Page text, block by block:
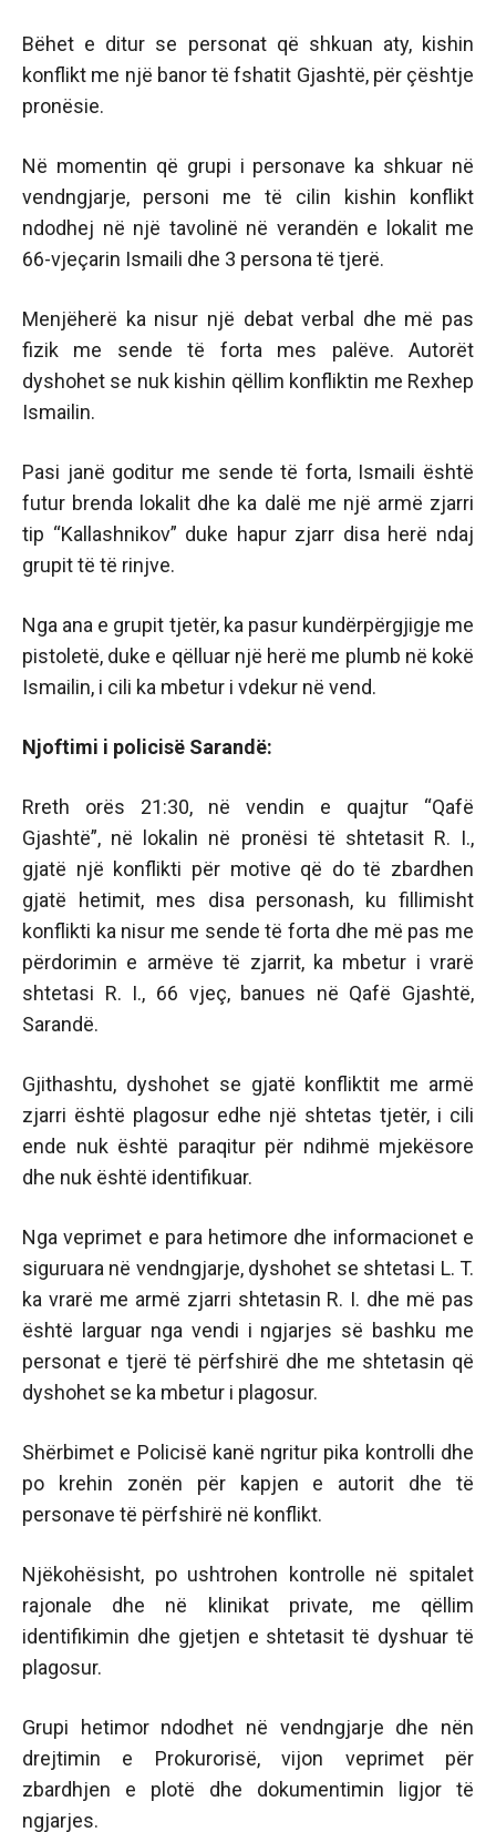
Bëhet e ditur se personat që shkuan aty, kishin
konflikt me një banor të fshatit Gjashtë, për çështje
pronësie.
Në momentin që grupi i personave ka shkuar në
vendngjarje, personi me të cilin kishin konflikt
ndodhej në një tavolinë në verandën e lokalit me
66-vjeçarin Ismaili dhe 3 persona të tjerë.
Menjëherë ka nisur një debat verbal dhe më pas
fizik me sende të forta mes palëve. Autorët
dyshohet se nuk kishin qëllim konfliktin me Rexhep
Ismailin.
Pasi janë goditur me sende të forta, Ismaili është
futur brenda lokalit dhe ka dalë me një armë zjarri
tip “Kallashnikov” duke hapur zjarr disa herë ndaj
grupit të të rinjve.
Nga ana e grupit tjetër, ka pasur kundërpërgjigje me
pistoletë, duke e qëlluar një herë me plumb në kokë
Ismailin, i cili ka mbetur i vdekur në vend.
Njoftimi i policisë Sarandë:
Rreth orës 21:30, në vendin e quajtur “Qafë
Gjashtë”, në lokalin në pronësi të shtetasit R. I.,
gjatë një konflikti për motive që do të zbardhen
gjatë hetimit, mes disa personash, ku fillimisht
konflikti ka nisur me sende të forta dhe më pas me
përdorimin e armëve të zjarrit, ka mbetur i vrarë
shtetasi R. I., 66 vjeç, banues në Qafë Gjashtë,
Sarandë.
Gjithashtu, dyshohet se gjatë konfliktit me armë
zjarri është plagosur edhe një shtetas tjetër, i cili
ende nuk është paraqitur për ndihmë mjekësore
dhe nuk është identifikuar.
Nga veprimet e para hetimore dhe informacionet e
siguruara në vendngjarje, dyshohet se shtetasi L. T.
ka vrarë me armë zjarri shtetasin R. I. dhe më pas
është larguar nga vendi i ngjarjes së bashku me
personat e tjerë të përfshirë dhe me shtetasin që
dyshohet se ka mbetur i plagosur.
Shërbimet e Policisë kanë ngritur pika kontrolli dhe
po krehin zonën për kapjen e autorit dhe të
personave të përfshirë në konflikt.
Njëkohësisht, po ushtrohen kontrolle në spitalet
rajonale dhe në klinikat private, me qëllim
identifikimin dhe gjetjen e shtetasit të dyshuar të
plagosur.
Grupi hetimor ndodhet në vendngjarje dhe nën
drejtimin e Prokurorisë, vijon veprimet për
zbardhjen e plotë dhe dokumentimin ligjor të
ngjarjes.